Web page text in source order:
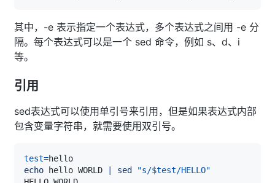
其中，-e 表示指定一个表达式，多个表达式之间用 -e 分
隔。每个表达式可以是一个 sed 命令，例如 s、d、i
等。
引用
sed表达式可以使用单引号来引用，但是如果表达式内部
包含变量字符串，就需要使用双引号。
test=
echo hello WORLD sed "s/$test/HELLO"